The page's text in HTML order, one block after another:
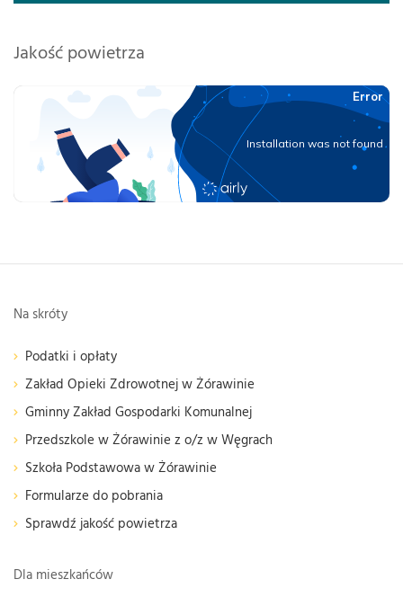
Jakość powietrza
Na skróty
Podatki i opłaty
Zakład Opieki Zdrowotnej w Żórawinie
Gminny Zakład Gospodarki Komunalnej
Przedszkole w Żórawinie z o/z w Węgrach
Szkoła Podstawowa w Żórawinie
Formularze do pobrania
Sprawdź jakość powietrza
Dla mieszkańców